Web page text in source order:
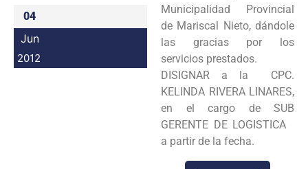
04
Jun
2012
Municipalidad Provincial
de Mariscal Nieto, dándole
las gracias por los
servicios prestados.
DISIGNAR a la CPC.
KELINDA RIVERA LINARES,
en el cargo de SUB
GERENTE DE LOGISTICA
a partir de la fecha.